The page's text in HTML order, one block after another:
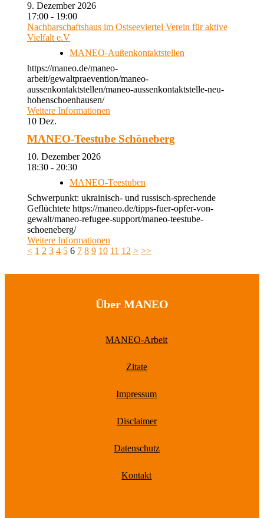
9. Dezember 2026
17:00 - 19:00
Nachbarschaftshaus im Ostseeviertel Verein für aktive
Vielfalt e.V
MANEO-Außenkontaktstellen
https://maneo.de/maneo-
arbeit/gewaltpraevention/maneo-
aussenkontaktstellen/maneo-aussenkontaktstelle-neu-
hohenschoenhausen/
Weitere Informationen
10 Dez.
MANEO-Teestube Schöneberg
10. Dezember 2026
18:30 - 20:30
MANEO-Teestuben
Schwerpunkt: ukrainisch- und russisch-sprechende
Geflüchtete https://maneo.de/tipps-fuer-opfer-von-
gewalt/maneo-refugee-support/maneo-teestube-
schoeneberg/
Weitere Informationen
< 1 2 3 4 5 6 7 8 9 10 11 12 > >>
Über MANEO
MANEO-Arbeit
Zitate
Impressum
Disclaimer
Datenschutz
Kontakt